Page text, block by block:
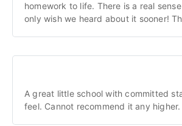
homework to life. There is a real
only wish we heard about it sooner!
A great little school with committed
feel. Cannot recommend it any